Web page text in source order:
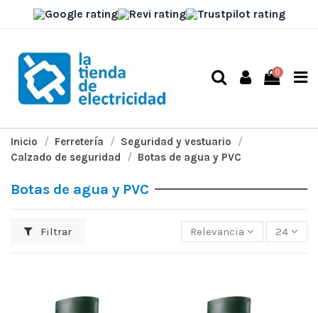
0
Inicio Ferretería
Seguridad y vestuario
Calzado de seguridad
Botas de agua y PVC
Botas de agua y PVC
Filtrar Relevancia 24